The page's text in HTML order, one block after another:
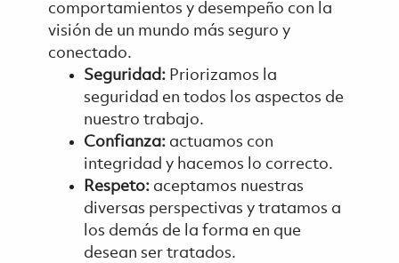
comportamientos y desempeño con la
visión de un mundo más seguro y
conectado.
Seguridad: Priorizamos la
seguridad en todos los aspectos de
nuestro trabajo.
Confianza: actuamos con
integridad y hacemos lo correcto.
Respeto: aceptamos nuestras
diversas perspectivas y tratamos a
los demás de la forma en que
desean ser tratados.